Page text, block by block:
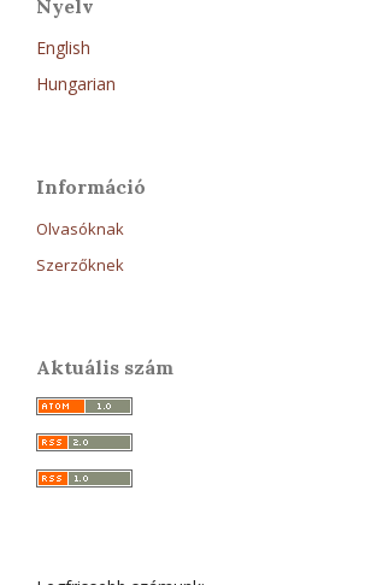
Nyelv
English
Hungarian
Információ
Olvasóknak
Szerzőknek
Aktuális szám